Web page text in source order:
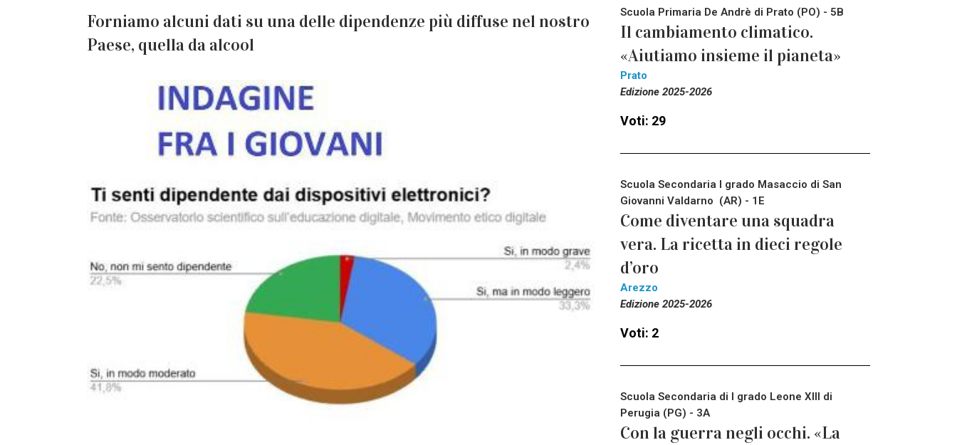
Forniamo alcuni dati su una delle dipendenze più diffuse nel nostro
Paese, quella da alcool
Scuola Primaria De Andrè di Prato (PO) - 5B
Il cambiamento climatico.
«Aiutiamo insieme il pianeta»
Prato
Edizione 2025-2026
Voti: 29
Scuola Secondaria I grado Masaccio di San
Giovanni Valdarno (AR) - 1E
Come diventare una squadra
vera. La ricetta in dieci regole
d’oro
Arezzo
Edizione 2025-2026
Voti: 2
Scuola Secondaria di I grado Leone XIII di
Perugia (PG) - 3A
Con la guerra negli occhi. «La